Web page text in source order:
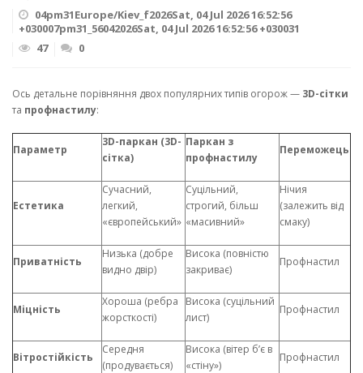
04pm31Europe/Kiev_f2026Sat, 04 Jul 2026 16:52:56
+030007pm31_56042026Sat, 04 Jul 2026 16:52:56 +030031
47
0
Ось детальне порівняння двох популярних типів огорож — 3D-сітки
та профнастилу:
Параметр
3D-паркан (3D-
сітка)
Паркан з
профнастилу
Переможець
Естетика
Сучасний,
легкий,
«європейський»
Суцільний,
строгий, більш
«масивний»
Нічия
(залежить від
смаку)
Приватність
Низька (добре
видно двір)
Висока (повністю
закриває)
Профнастил
Міцність
Хороша (ребра
жорсткості)
Висока (суцільний
лист)
Профнастил
Вітростійкість
Середня
(продувається)
Висока (вітер б’є в
«стіну»)
Профнастил